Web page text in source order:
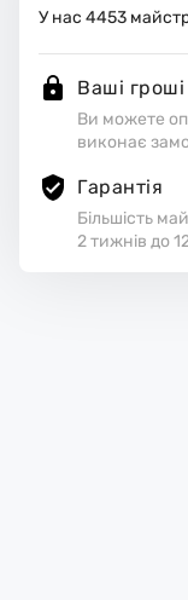
У нас 4453
Ваші гроші
Ви можете
виконає
Гарантія
Більшість
2 тижнів до